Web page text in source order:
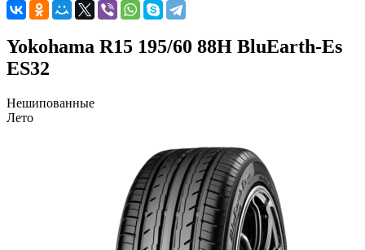
Yokohama R15 195/60 88H BluEarth-Es
ES32
Нешипованные
Лето